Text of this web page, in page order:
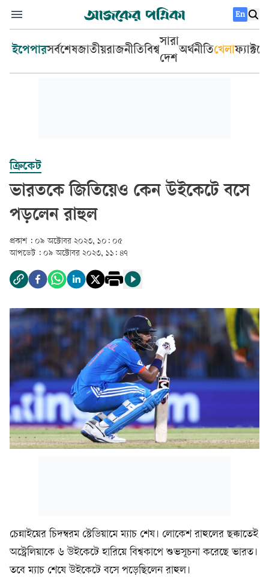
En
ইপেপারসর্বশেষজাতীয়রাজনীতিবিশ্ব
সারা
দেশ
অর্থনীতিখেলা
ক্রিকেট
ভারতকে জিতিয়েও কেন উইকেটে বসে
পড়লেন রাহুল
প্রকাশ : ০৯ অক্টোবর ২০২৩, ১০: ০৫
আপডেট : ০৯ অক্টোবর ২০২৩, ১১: ৪৭
চেন্নাইয়ের চিদম্বরম স্টেডিয়ামে ম্যাচ শেষ। লোকেশ রাহুলের ছক্কাতেই
অস্ট্রেলিয়াকে ৬ উইকেটে হারিয়ে বিশ্বকাপে শুভসূচনা করেছে ভারত।
তবে ম্যাচ শেষে উইকেটে বসে পড়েছিলেন রাহুল।